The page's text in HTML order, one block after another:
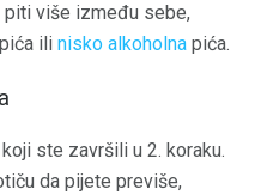
piti više između sebe,
ili nisko alkoholna pića.
ste završili u 2. koraku.
da pijete previše,